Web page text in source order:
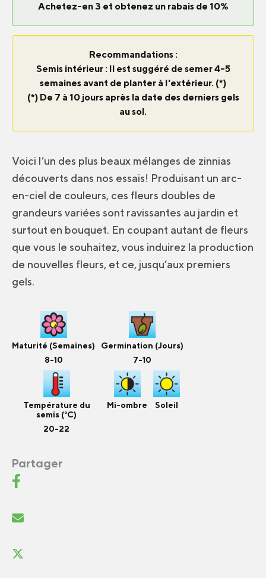
Achetez-en 3 et obtenez un rabais de 10%
Recommandations :
Semis intérieur : Il est suggéré de semer 4-5
semaines avant de planter à l'extérieur. (*)
(*) De 7 à 10 jours après la date des derniers gels
au sol.
Voici l’un des plus beaux mélanges de zinnias
découverts dans nos essais! Produisant un arc-
en-ciel de couleurs, ces fleurs doubles de
grandeurs variées sont ravissantes au jardin et
surtout en bouquet. En coupant autant de fleurs
que vous le souhaitez, vous induirez la production
de nouvelles fleurs, et ce, jusqu’aux premiers
gels.
Maturité (Semaines)
8-10
Germination (Jours)
7-10
Température du
semis (°C)
20-22
Mi-ombre Soleil
Partager